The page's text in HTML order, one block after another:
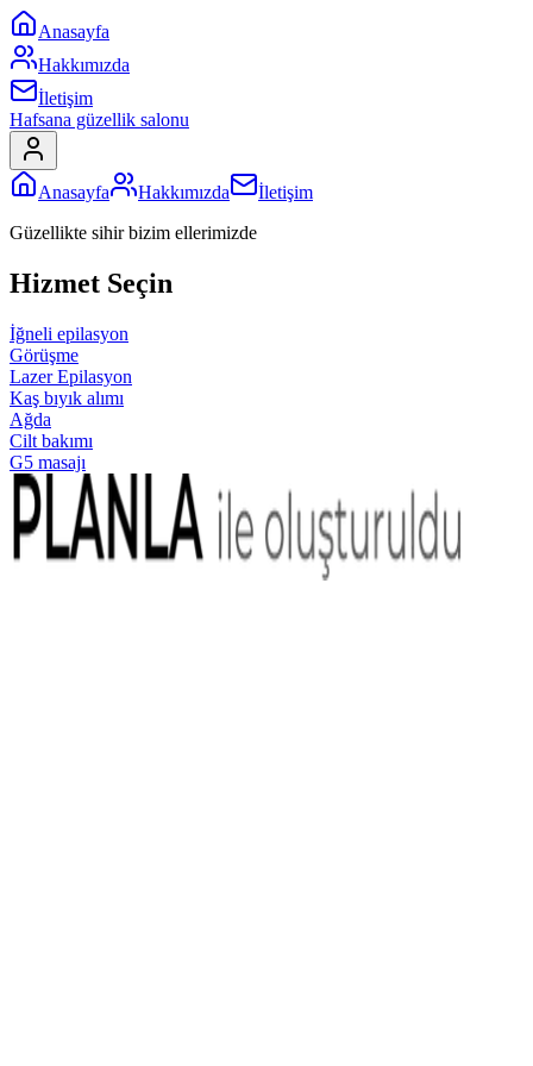
Anasayfa
Hakkımızda
İletişim
Hafsana güzellik salonu
Anasayfa Hakkımızda
İletişim
Güzellikte sihir bizim ellerimizde
Hizmet Seçin
İğneli epilasyon
Görüşme
Lazer Epilasyon
Kaş bıyık alımı
Ağda
Cilt bakımı
G5 masajı